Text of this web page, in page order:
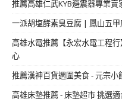
推薦高雄仁武KYB避震器專業
一派胡塩酵素臭豆腐 | 鳳山五
高雄水電推薦【永宏水電工程
心
推薦漢神百貨週圍美食 - 元宗
高雄床墊推薦 - 床墊超市 挑選